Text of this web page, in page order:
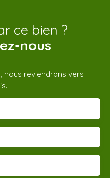
ce bien ?
nous
nous reviendrons vers